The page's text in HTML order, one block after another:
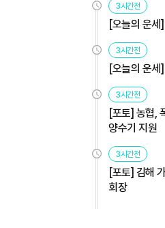
3시간전
[오늘의 운
3시간전
[오늘의 운
3시간전
[포토] 농협,
양수기 지원
3시간전
[포토] 김해
회장